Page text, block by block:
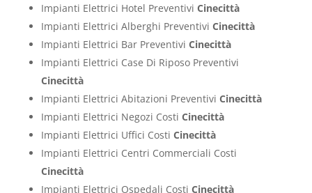
Impianti Elettrici Hotel Preventivi Cinecittà
Impianti Elettrici Alberghi Preventivi Cinecittà
Impianti Elettrici Bar Preventivi Cinecittà
Impianti Elettrici Case Di Riposo Preventivi
Cinecittà
Impianti Elettrici Abitazioni Preventivi Cinecittà
Impianti Elettrici Negozi Costi Cinecittà
Impianti Elettrici Uffici Costi Cinecittà
Impianti Elettrici Centri Commerciali Costi
Cinecittà
Impianti Elettrici Ospedali Costi Cinecittà